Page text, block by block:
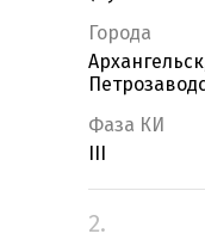
Города
Фаза КИ
2.